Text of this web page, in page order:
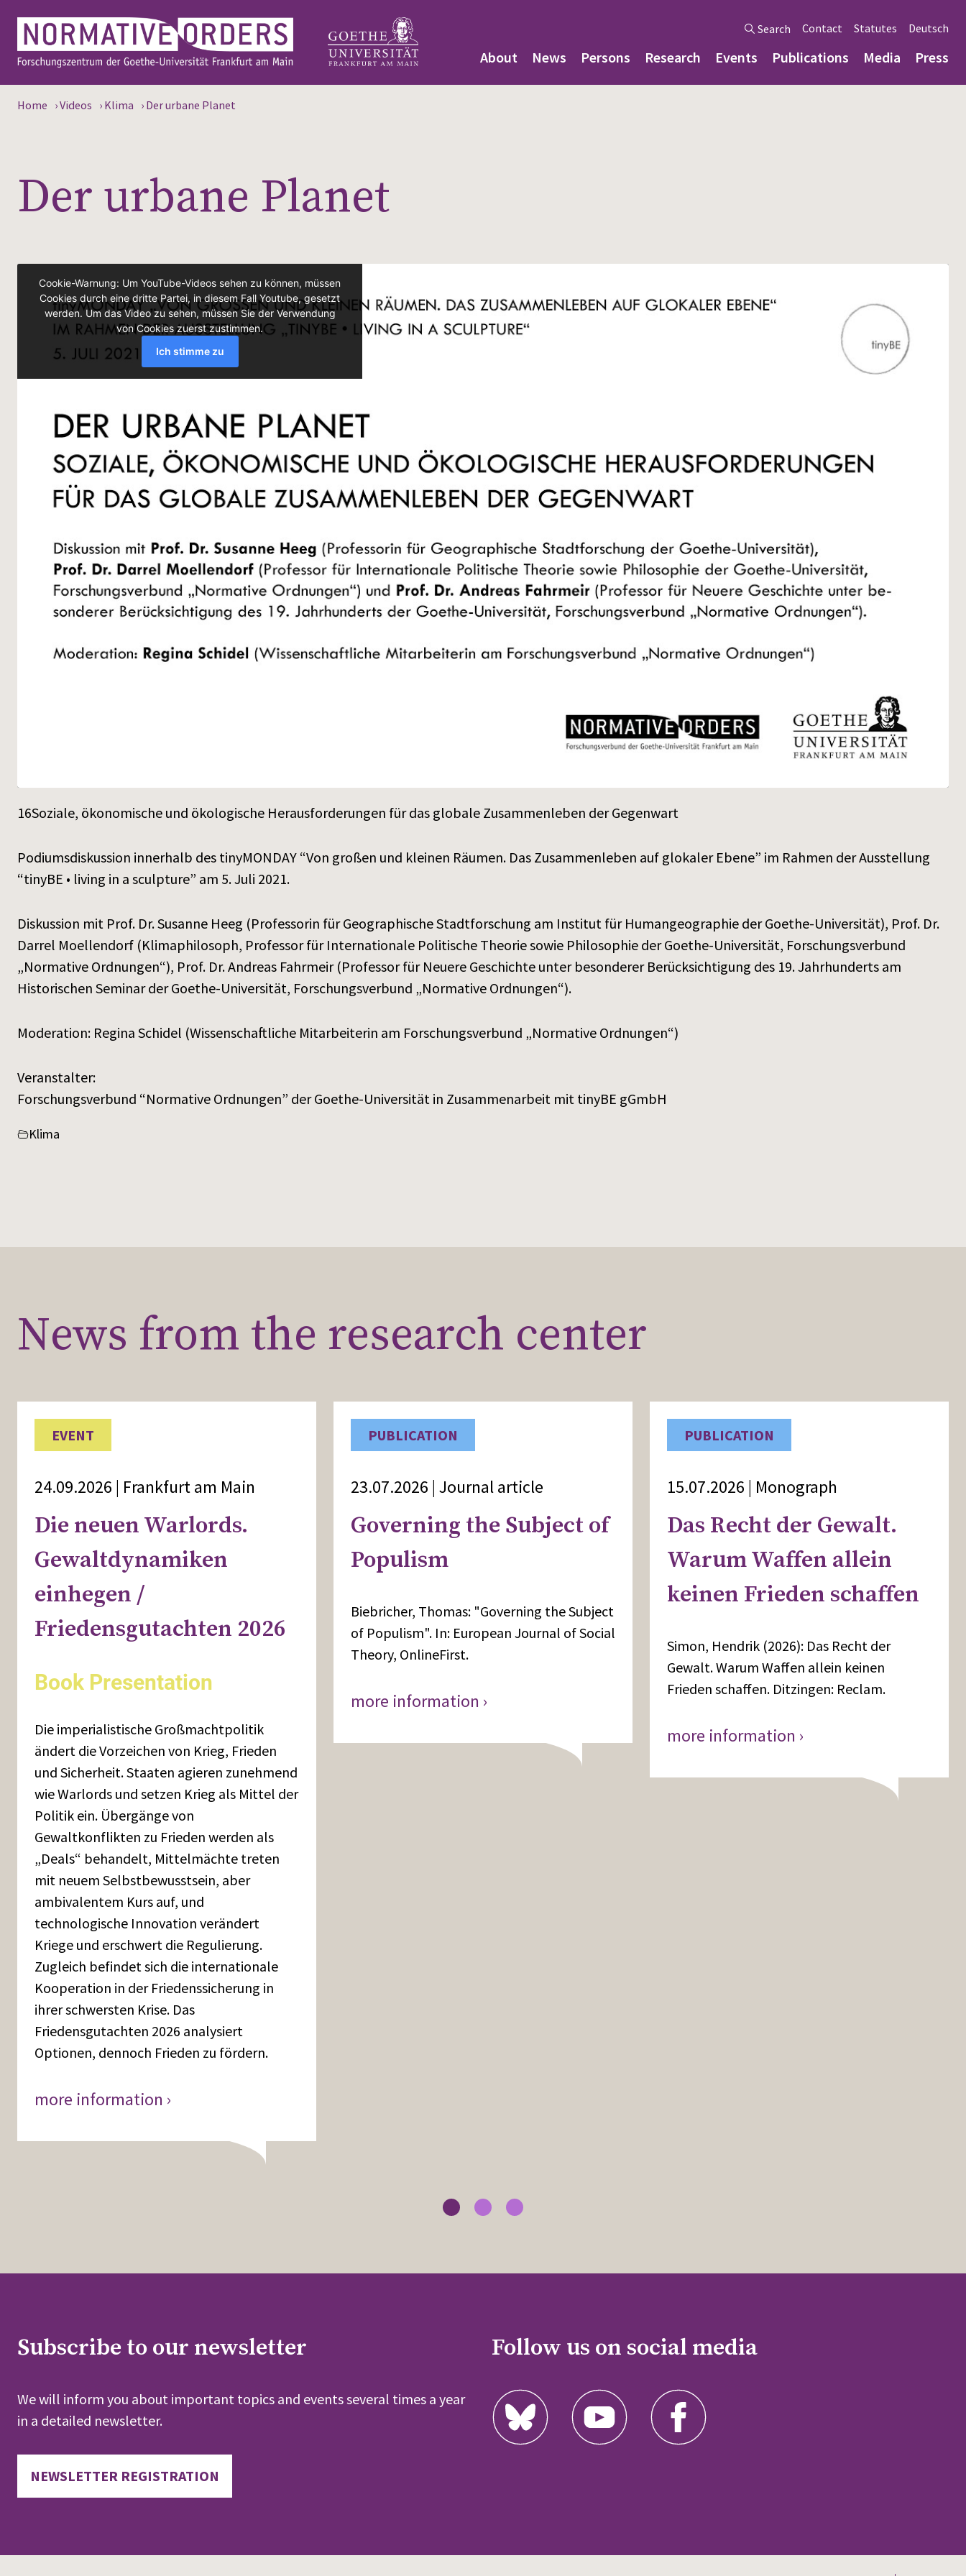
Search Contact Statutes Deutsch
About News Persons Research Events Publications Media Press
Home ›Videos › Klima › Der urbane Planet
Der urbane Planet
16Soziale, ökonomische und ökologische Herausforderungen für das globale Zusammenleben der Gegenwart
Podiumsdiskussion innerhalb des tinyMONDAY “Von großen und kleinen Räumen. Das Zusammenleben auf glokaler Ebene” im Rahmen der Ausstellung
“tinyBE • living in a sculpture” am 5. Juli 2021.
Diskussion mit Prof. Dr. Susanne Heeg (Professorin für Geographische Stadtforschung am Institut für Humangeographie der Goethe-Universität), Prof. Dr.
Darrel Moellendorf (Klimaphilosoph, Professor für Internationale Politische Theorie sowie Philosophie der Goethe-Universität, Forschungsverbund
„Normative Ordnungen“), Prof. Dr. Andreas Fahrmeir (Professor für Neuere Geschichte unter besonderer Berücksichtigung des 19. Jahrhunderts am
Historischen Seminar der Goethe-Universität, Forschungsverbund „Normative Ordnungen“).
Moderation: Regina Schidel (Wissenschaftliche Mitarbeiterin am Forschungsverbund „Normative Ordnungen“)
Veranstalter:
Forschungsverbund “Normative Ordnungen” der Goethe-Universität in Zusammenarbeit mit tinyBE gGmbH
Klima
News from the research center
EVENT
24.09.2026 | Frankfurt am Main
Die neuen Warlords.
Gewaltdynamiken
einhegen /
Friedensgutachten 2026
Book Presentation
Die imperialistische Großmachtpolitik
ändert die Vorzeichen von Krieg, Frieden
und Sicherheit. Staaten agieren zunehmend
wie Warlords und setzen Krieg als Mittel der
Politik ein. Übergänge von
Gewaltkonflikten zu Frieden werden als
„Deals“ behandelt, Mittelmächte treten
mit neuem Selbstbewusstsein, aber
ambivalentem Kurs auf, und
technologische Innovation verändert
Kriege und erschwert die Regulierung.
Zugleich befindet sich die internationale
Kooperation in der Friedenssicherung in
ihrer schwersten Krise. Das
Friedensgutachten 2026 analysiert
Optionen, dennoch Frieden zu fördern.
more information ›
PUBLICATION
23.07.2026 | Journal article
Governing the Subject of
Populism
Biebricher, Thomas: "Governing the Subject
of Populism". In: European Journal of Social
Theory, OnlineFirst.
more information ›
PUBLICATION
15.07.2026 | Monograph
Das Recht der Gewalt.
Warum Waffen allein
keinen Frieden schaffen
Simon, Hendrik (2026): Das Recht der
Gewalt. Warum Waffen allein keinen
Frieden schaffen. Ditzingen: Reclam.
more information ›
Subscribe to our newsletter
We will inform you about important topics and events several times a year
in a detailed newsletter.
NEWSLETTER REGISTRATION
Follow us on social media